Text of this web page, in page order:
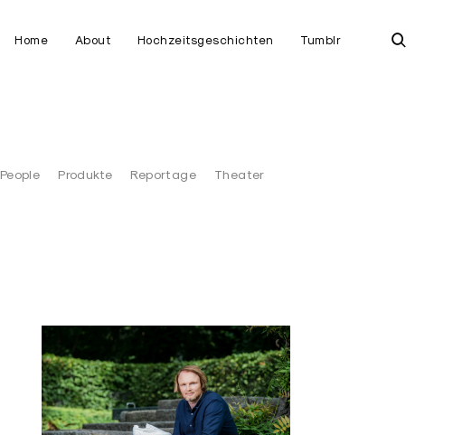
Home About Hochzeitsgeschichten Tumblr
People Produkte Reportage Theater